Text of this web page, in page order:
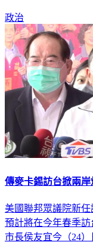
政治
傳麥卡錫訪台掀兩
美國聯邦眾議院新任
預計將在今年春季
市長侯友宜今（24